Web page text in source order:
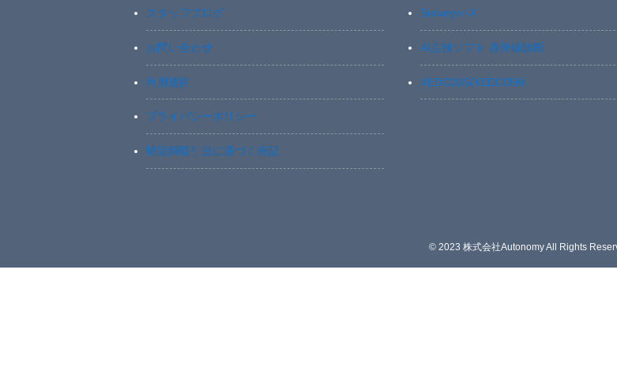
スタッフブログ
お問い合わせ
利用規約
プライバシーポリシー
特定商取引法に基づく表記
Surveyor-X
AI点検ソフト 赤外線診断
XEDC03S/XEDC05M
©2023 株式会社Autonomy All Rights